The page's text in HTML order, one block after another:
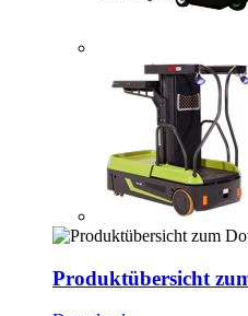
Produktübersicht